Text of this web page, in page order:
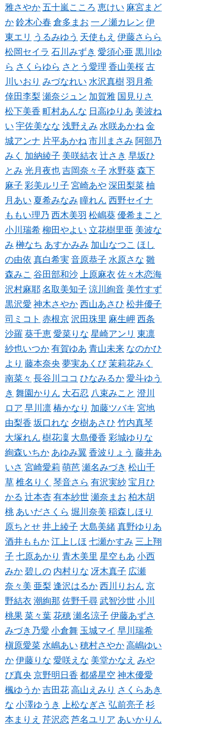
雅さやか 五十嵐こころ 恵けい 麻宮まど
か 鈴木心春 倉多まお 一ノ瀬カレン 伊
東エリ うるみゆう 天使もえ 伊藤さらら
松岡セイラ 石川みずき 愛須心亜 黒川ゆ
ら さくらゆら さとう愛理 香山美桜 古
川いおり みづなれい 水沢真樹 羽月希
倖田李梨 瀬奈ジュン 加賀雅 国見りさ
松下美香 町村あんな 日高ゆりあ 美波ね
い 宇佐美なな 浅野えみ 水咲あかね 金
城アンナ 片平あかね 市川まさみ 阿部乃
みく 加納綾子 美咲結衣 辻さき 早坂ひ
とみ 光月夜也 吉岡奈々子 水野葵 森下
麻子 彩美ルリ子 宮崎あや 深田梨菜 柚
月あい 夏希みなみ 瞳れん 西野セイナ
ももい理乃 西木美羽 松嶋葵 優希まこと
小川瑞希 柳田やよい 立花樹里亜 美波な
み 榊なち あすかみみ 加山なつこ ほし
の由依 真白希実 音原恭子 水原さな 雛
森みこ 谷田部和沙 上原麻衣 佐々木恋海
沢村麻耶 名取美知子 涼川絢音 美竹すず
黒沢愛 神木さやか 西山あさひ 松井優子
司ミコト 赤根京 沢田珠里 麻生岬 西条
沙羅 葵千恵 愛菜りな 星崎アンリ 東凛
紗也いつか 有賀ゆあ 青山未来 なのかひ
より 藤本奈央 夢実あくび 茉莉花みく
南菜々 長谷川ココ ひなみるか 愛斗ゆう
き 舞園かりん 大石忍 八束みこと 澄川
ロア 早川凛 椿かなり 加藤ツバキ 宮地
由梨香 坂口れな 夕樹あさひ 竹内真琴
大塚れん 樹花凜 大島優香 彩城ゆりな
絢森いちか あゆみ翼 香波りょう 藤井あ
いさ 宮崎愛莉 萌芭 瀬名みづき 松山千
草 椎名りく 琴音さら 有沢実紗 宝月ひ
かる 辻本杏 有本紗世 瀬奈まお 柏木胡
桃 あいださくら 堀川奈美 稲森しほり
原ちとせ 井上綾子 大島美緒 真野ゆりあ
酒井ももか 江上しほ 七瀬かすみ 三上翔
子 七原あかり 青木美里 星空もあ 小西
みか 碧しの 内村りな 冴木真子 広瀬
奈々美 亜梨 逢沢はるか 西川りおん 京
野結衣 潮絢那 佐野千尋 武智沙世 小川
桃果 菜々葉 花穂 瀬名涼子 伊藤あずさ
みづき乃愛 小倉舞 玉城マイ 早川瑞希
槇原愛菜 水嶋あい 穂村さやか 高嶋ゆい
か 伊藤りな 愛咲えな 美堂かなえ みや
び真央 京野明日香 都盛星空 神木優愛
楓ゆうか 吉田花 高山えみり さくらあき
な 小澤ゆうき 上松なぎさ 弘前亮子 杉
本まりえ 芹沢恋 芦名ユリア あいかりん